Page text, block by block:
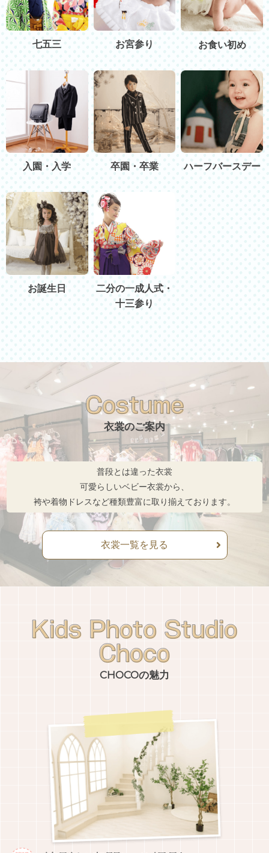
七五三 お宮参り お食い初め
入園・入学 卒園・卒業 ハーフバースデー
お誕生日
二分の一成人式・
十三参り
衣裳のご案内
普段とは違った衣裳
可愛らしいベビー衣裳から、
袴や着物ドレスなど種類豊富に取り揃えております。
衣裳一覧を見る
CHOCOの魅力